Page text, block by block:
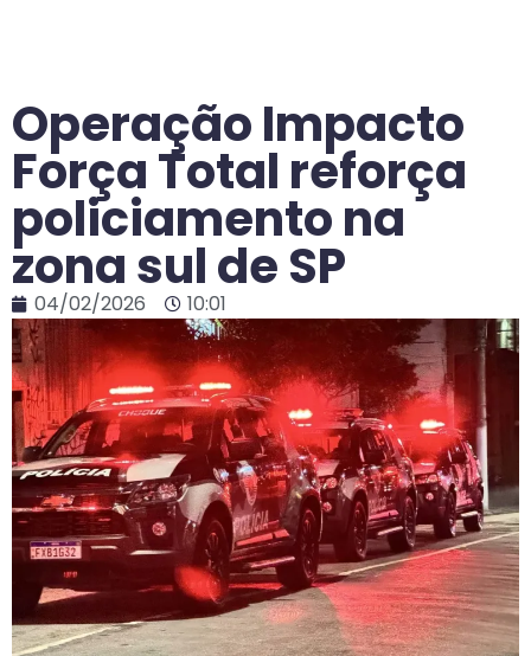
Operação Impacto
Força Total reforça
policiamento na
zona sul de SP
04/02/2026 10:01